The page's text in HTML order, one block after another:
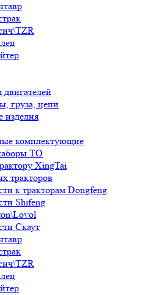
двигателей
груза, цепи
изделия
комплектующие
ТО
XingTai
тракторов
к тракторам Dongfeng
Shifeng
Скаут